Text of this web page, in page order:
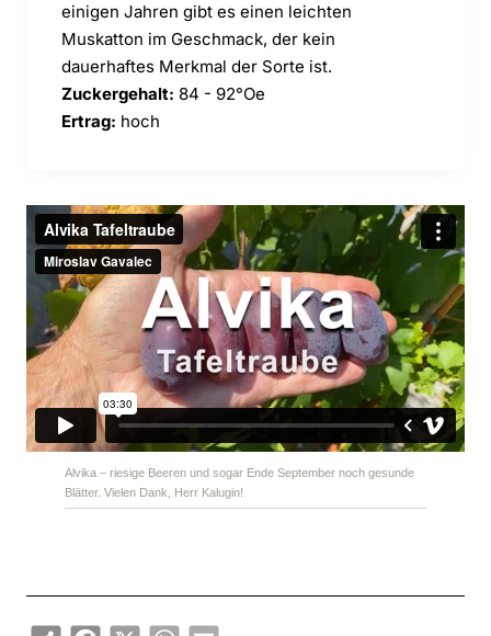
einigen Jahren gibt es einen leichten
Muskatton im Geschmack, der kein
dauerhaftes Merkmal der Sorte ist.
Zuckergehalt: 84 - 92°Oe
Ertrag: hoch
Alvika – riesige Beeren und sogar Ende September noch gesunde
Blätter. Vielen Dank, Herr Kalugin!